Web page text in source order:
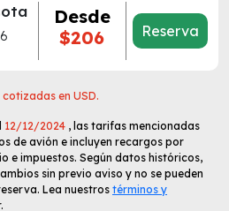
Desde
$206
Reserva
en USD.
12/12/2024 , las tarifas mencionadas
de avión e incluyen recargos por
e impuestos. Según datos históricos,
sin previo aviso y no se pueden
Lea nuestros términos y